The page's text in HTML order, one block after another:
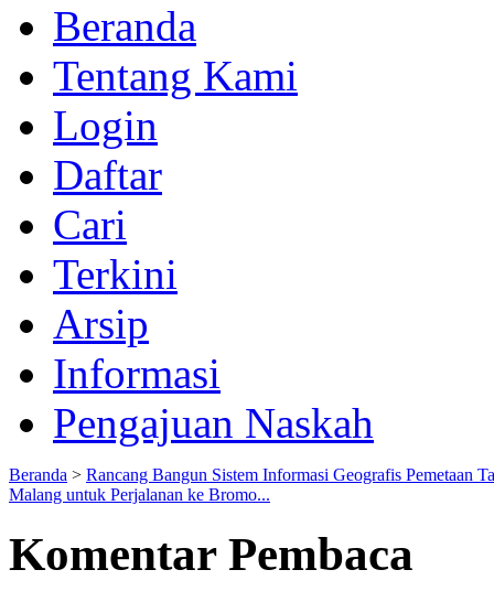
Beranda
Tentang Kami
Login
Daftar
Cari
Terkini
Arsip
Informasi
Pengajuan Naskah
Beranda > Rancang Bangun Sistem Informasi Geografis Pemetaan
Malang untuk Perjalanan ke Bromo...
Komentar Pembaca